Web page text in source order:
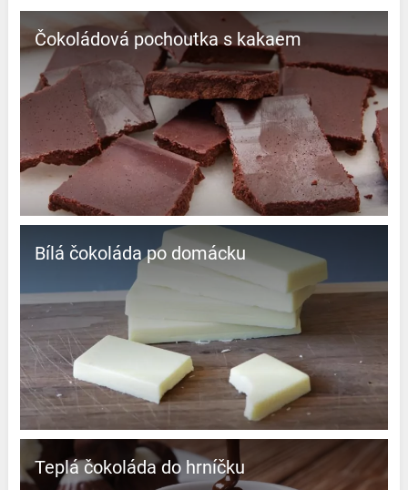
Čokoládová pochoutka s kakaem
Bílá čokoláda po domácku
Teplá čokoláda do hrníčku